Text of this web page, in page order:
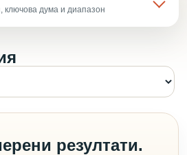
ключова дума и диапазон
резултати.